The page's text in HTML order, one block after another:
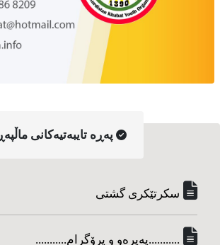
په‌ڕه‌ تایبه‌تیه‌کانی ماڵپه‌ڕ
سکرتێکری گشتی
...........په‌یره‌و و پرۆگرام...........